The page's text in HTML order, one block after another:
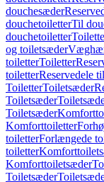
douchesæder
douchetoiletterTil
douchetoiletter
og toiletsæder
toiletterToiletter
toiletterReservedele
ToiletterToiletsæder
Toiletsæder
Toiletsæder
Komforttoiletter
toiletterForlængede
toiletter
Komforttoiletsæder
Toiletsæder